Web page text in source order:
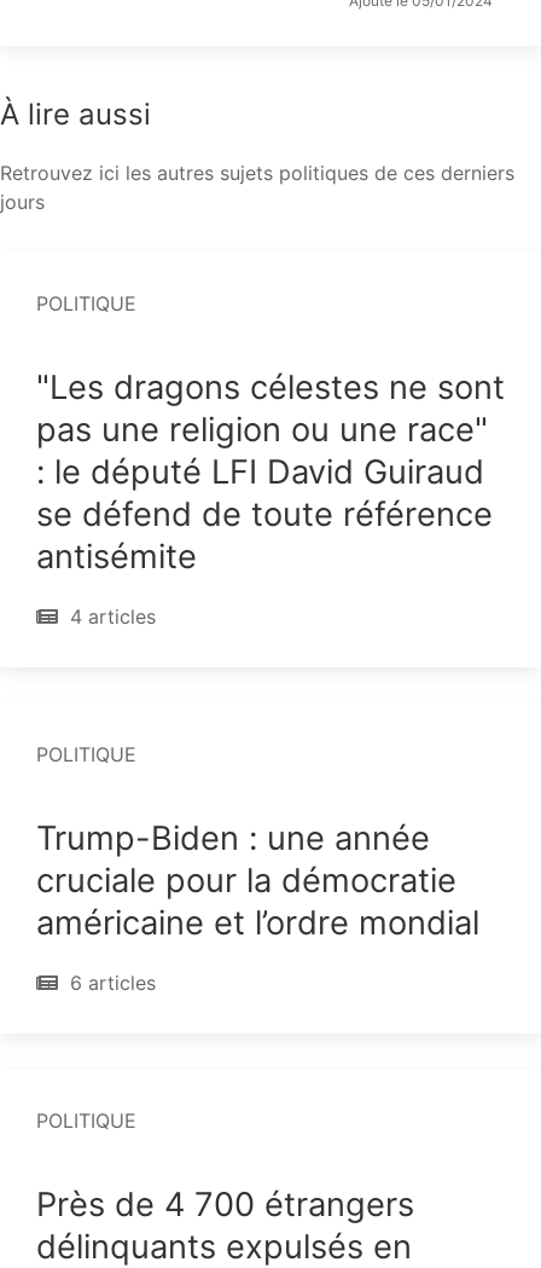
À lire aussi
Retrouvez ici les autres sujets politiques de ces derniers
jours
POLITIQUE
"Les dragons célestes ne sont
pas une religion ou une race"
: le député LFI David Guiraud
se défend de toute référence
antisémite
4 articles
POLITIQUE
Trump-Biden : une année
cruciale pour la démocratie
américaine et l’ordre mondial
6 articles
POLITIQUE
Près de 4 700 étrangers
délinquants expulsés en